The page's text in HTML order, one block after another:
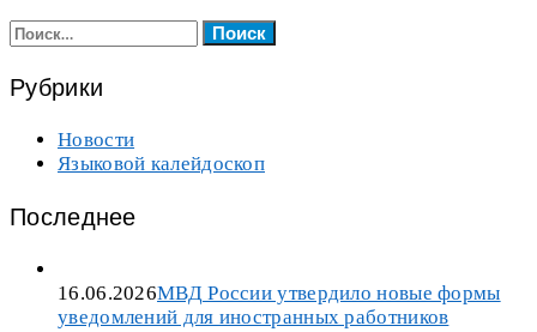
Найти:
Рубрики
Новости
Языковой калейдоскоп
Последнее
16.06.2026МВД России утвердило новые формы
уведомлений для иностранных работников